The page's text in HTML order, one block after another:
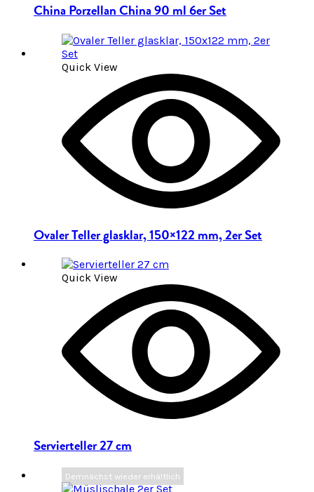
China Porzellan China 90 ml 6er Set
Quick View
Ovaler Teller glasklar, 150×122 mm, 2er Set
Quick View
Servierteller 27 cm
Demnächst wieder erhältlich